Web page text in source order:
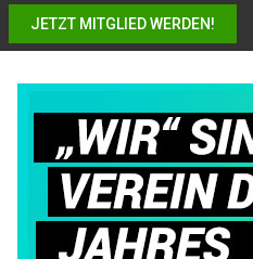
JETZT MITGLIED WERDEN!